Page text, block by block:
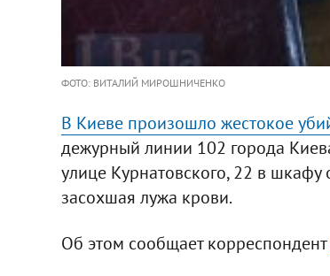
ФОТО: ВИТАЛИЙ МИРОШНИЧЕНКО
В Киеве произошло жестокое
дежурный линии 102 города
улице Курнатовского, 22 в
засохшая лужа крови.
Об этом сообщает корреспондент